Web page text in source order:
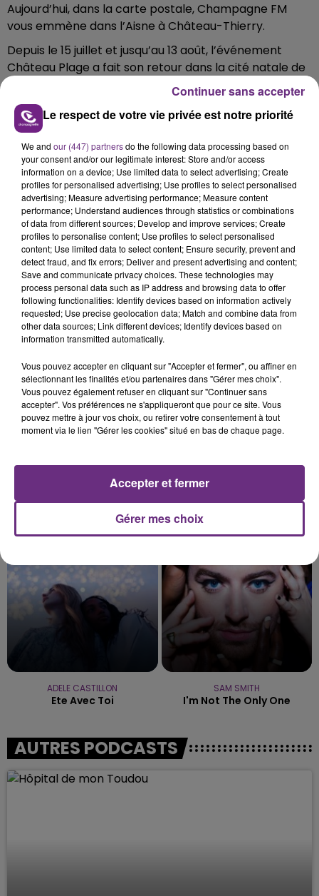
Aujourd’hui, dans la carte postale, Champagne FM
vous emmène dans l’Aisne à Château-Thierry.
Depuis le 15 juillet et jusqu’au 13 août, l’événement
Château Plage a fait son retour dans la cité natale de
Un événement qui chaque année depuis sa création
réunit jeunes comme moins jeune pour profiter de
l’été au gymnase nautique, en bords de Marne.
De nombreuses activités sous sont proposées sur
place.
TITRES DIFFUSÉS
ADELE CASTILLON
Ete Avec Toi
SAM SMITH
I'm Not The Only One
AUTRES PODCASTS
Le respect de votre vie privée est notre priorité
We and our (447) partnersdo the following data processing based on
your consent and/or our legitimate interest: Store and/or access
information on a device; Use limited data to select advertising; Create
profiles for personalised advertising; Use profiles to select personalised
advertising; Measure advertising performance; Measure content
performance; Understand audiences through statistics or combinations
of data from different sources; Develop and improve services; Create
profiles to personalise content; Use profiles to select personalised
content; Use limited data to select content; Ensure security, prevent and
detect fraud, and fix errors; Deliver and present advertising and content;
Save and communicate privacy choices. These technologies may
process personal data such as IP address and browsing data to offer
following functionalities: Identify devices based on information actively
requested; Use precise geolocation data; Match and combine data from
other data sources; Link different devices; Identify devices based on
information transmitted automatically.
Vous pouvez accepter en cliquant sur "Accepter et fermer", ou affiner en
sélectionnant les finalités et/ou partenaires dans "Gérer mes choix".
Vous pouvez également refuser en cliquant sur "Continuer sans
accepter". Vos préférences ne s'appliqueront que pour ce site. Vous
pouvez mettre à jour vos choix, ou retirer votre consentement à tout
moment via le lien "Gérer les cookies" situé en bas de chaque page.
Gérer mes choix
Accepter et fermer
Continuer sans accepter